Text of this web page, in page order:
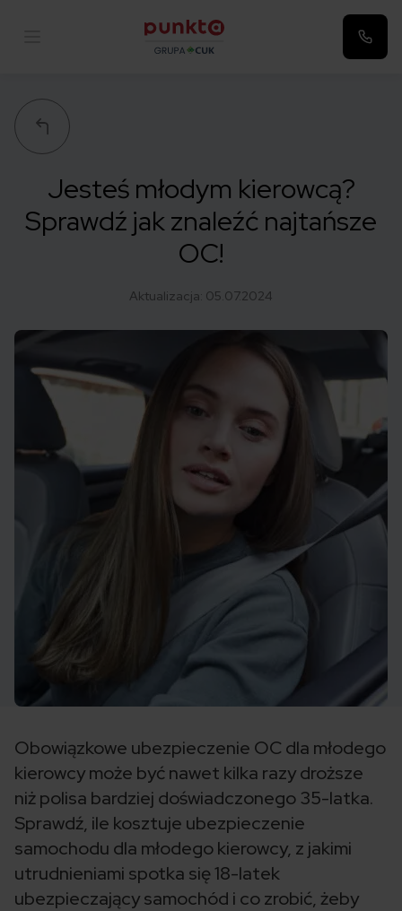
Jesteś młodym kierowcą?
Sprawdź jak znaleźć najtańsze
OC!
Aktualizacja: 05.07.2024
Obowiązkowe ubezpieczenie OC dla młodego
kierowcy może być nawet kilka razy droższe
niż polisa bardziej doświadczonego 35-latka.
Sprawdź, ile kosztuje ubezpieczenie
samochodu dla młodego kierowcy, z jakimi
utrudnieniami spotka się 18-latek
ubezpieczający samochód i co zrobić, żeby